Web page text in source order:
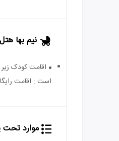
نیم بها هتل
است : اقامت
موارد